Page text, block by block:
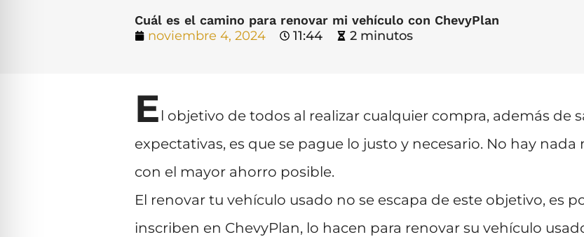
Cuál es el camino para renovar mi vehículo con ChevyPlan
noviembre 4, 2024 11:44 2 minutos
E l objetivo de todos al realizar cualquier compra, además de
expectativas, es que se pague lo justo y necesario. No hay
con el mayor ahorro posible.
El renovar tu vehículo usado no se escapa de este objetivo, es
inscriben en ChevyPlan, lo hacen para renovar su vehículo